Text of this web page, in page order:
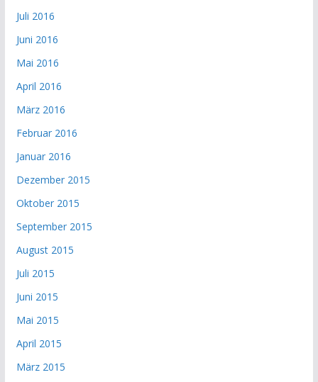
Juli 2016
Juni 2016
Mai 2016
April 2016
März 2016
Februar 2016
Januar 2016
Dezember 2015
Oktober 2015
September 2015
August 2015
Juli 2015
Juni 2015
Mai 2015
April 2015
März 2015